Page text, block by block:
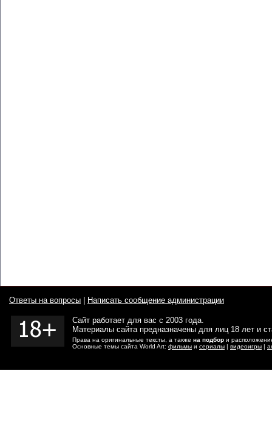
Ответы на вопросы Написать сообщение администрации
Сайт работает для вас с 2003 года.
Материалы сайта предназначены для лиц 18 лет и
Права на оригинальные тексты, а также на подбор и
Основные темы сайта World Art: фильмы и сериалы | видеоигры |